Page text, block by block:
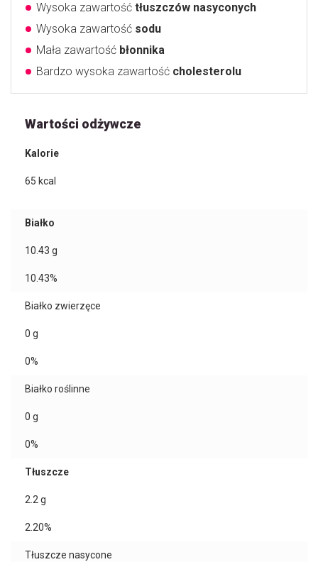
Wysoka zawartość tłuszczów nasyconych
Wysoka zawartość sodu
Mała zawartość błonnika
Bardzo wysoka zawartość cholesterolu
Wartości odżywcze
Kalorie
65 kcal
Białko
10.43 g
10.43%
Białko zwierzęce
0 g
0%
Białko roślinne
0 g
0%
Tłuszcze
2.2g
2.20%
Tłuszcze nasycone